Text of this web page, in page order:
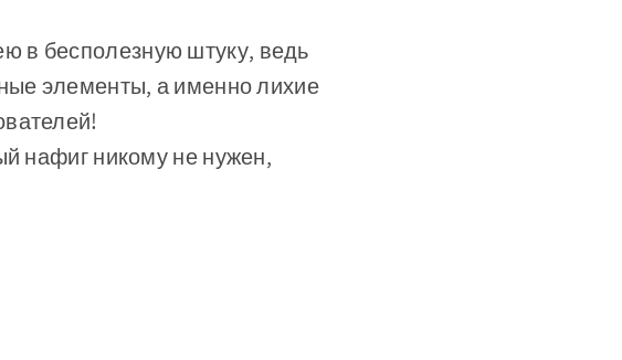
в бесполезную штуку, ведь
элементы, а именно лихие
нафиг никому не нужен,